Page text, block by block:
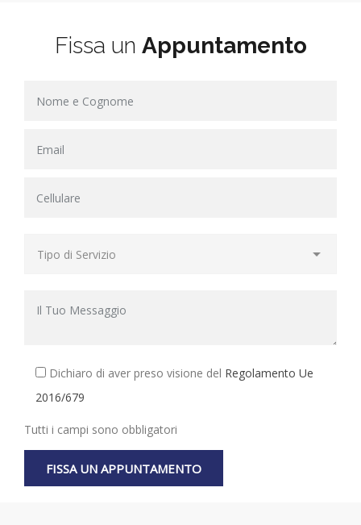
Fissa un Appuntamento
Dichiaro di aver preso visione del Regolamento Ue
2016/679
Tutti i campi sono obbligatori